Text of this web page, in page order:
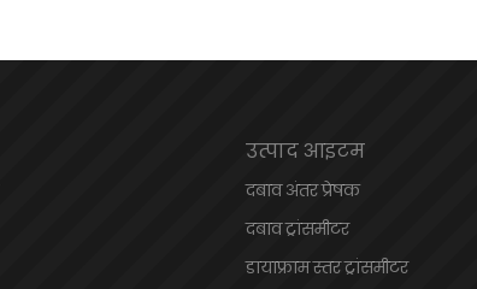
उत्पाद आइटम
दबाव अंतर प्रेषक
दबाव ट्रांसमीटर
डायाफ्राम स्तर ट्रांसमीटर